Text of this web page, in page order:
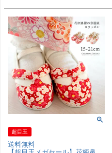
超目玉
送料無料